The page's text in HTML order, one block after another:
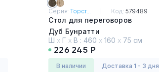
Серия:Торст... Код: 579489
Стол для переговоров
Дуб Бунратти
Ш х Г х В : 460 х 160 х 75 см
226 245 Р
в наличии Доставка 1 - 3 дня